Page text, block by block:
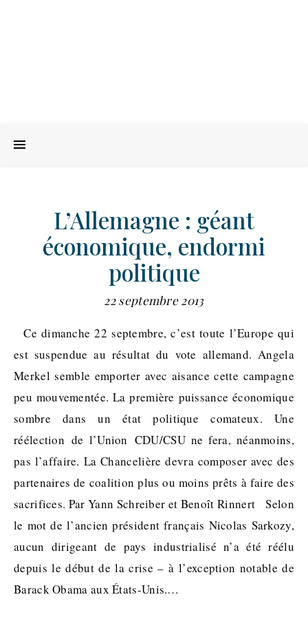
L’Allemagne : géant
économique, endormi
politique
22 septembre 2013
Ce dimanche 22 septembre, c’est toute l’Europe qui
est suspendue au résultat du vote allemand. Angela
Merkel semble emporter avec aisance cette campagne
peu mouvementée. La première puissance économique
sombre dans un état politique comateux. Une
réélection de l’Union CDU/CSU ne fera, néanmoins,
pas l’affaire. La Chancelière devra composer avec des
partenaires de coalition plus ou moins prêts à faire des
sacrifices. Par Yann Schreiber et Benoît Rinnert Selon
le mot de l’ancien président français Nicolas Sarkozy,
aucun dirigeant de pays industrialisé n’a été réélu
depuis le début de la crise – à l’exception notable de
Barack Obama aux États-Unis.…